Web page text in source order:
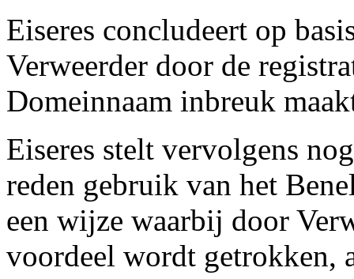
Eiseres concludeert op
Verweerder door de
Domeinnaam inbreuk
Eiseres stelt vervolgens
reden gebruik van het
een wijze waarbij door
voordeel wordt getrokken,